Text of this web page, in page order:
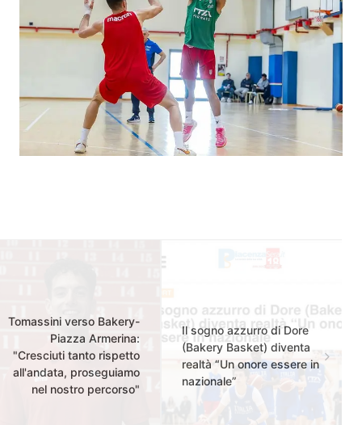
Tomassini verso Bakery-
Piazza Armerina:
"Cresciuti tanto rispetto
all'andata, proseguiamo
nel nostro percorso"
Il sogno azzurro di Dore
(Bakery Basket) diventa
realtà “Un onore essere in
nazionale”